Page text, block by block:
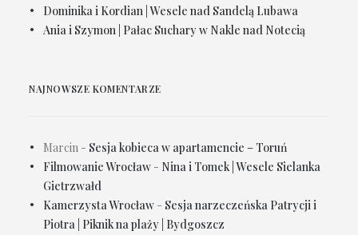
Dominika i Kordian | Wesele nad Sandelą Lubawa
Ania i Szymon | Pałac Suchary w Nakle nad Notecią
NAJNOWSZE KOMENTARZE
Marcin - Sesja kobieca w apartamencie – Toruń
Filmowanie Wrocław - Nina i Tomek | Wesele Sielanka
Gietrzwałd
Kamerzysta Wrocław - Sesja narzeczeńska Patrycji i
Piotra | Piknik na plaży | Bydgoszcz